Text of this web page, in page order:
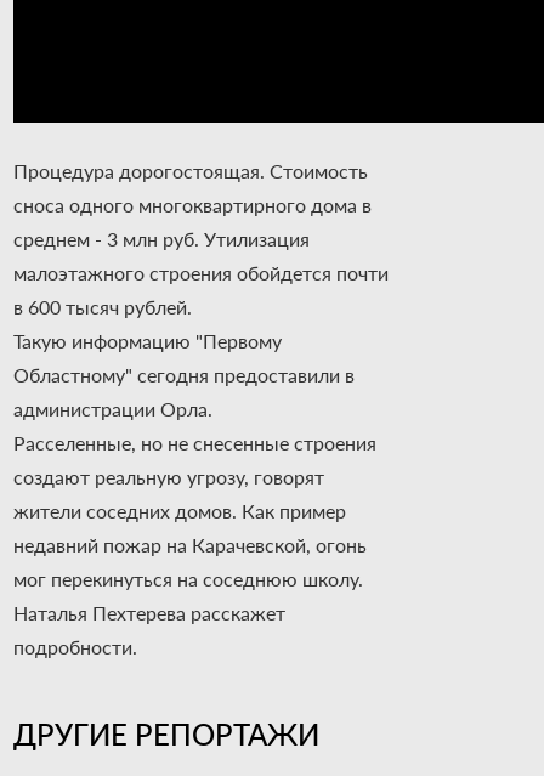
Процедура дорогостоящая. Стоимость
сноса одного многоквартирного дома в
среднем - 3 млн руб. Утилизация
малоэтажного строения обойдется почти
в 600 тысяч рублей.
Такую информацию "Первому
Областному" сегодня предоставили в
администрации Орла.
Расселенные, но не снесенные строения
создают реальную угрозу, говорят
жители соседних домов. Как пример
недавний пожар на Карачевской, огонь
мог перекинуться на соседнюю школу.
Наталья Пехтерева расскажет
подробности.
ДРУГИЕ РЕПОРТАЖИ